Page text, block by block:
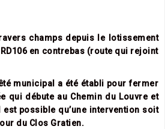
champs depuis le lotissement
en contrebas (route qui rejoint
municipal a été établi pour fermer
qui débute au Chemin du Louvre et
possible qu’une intervention soit
du Clos Gratien.